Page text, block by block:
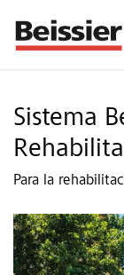
Sistema
Para la